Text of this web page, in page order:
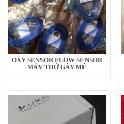
OXY SENSOR FLOW SENSOR
MÁY THỞ GÂY MÊ